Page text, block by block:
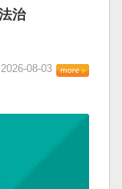
治
2026-08-03